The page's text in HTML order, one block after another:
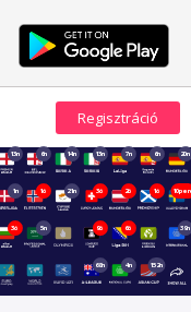
13n 6n 14n 13n 7n 6n 20n
1n 1ó 21n 3ó 2ó 1ó
3ó 5n 9ó 6ó 39n
68n 4n 152n